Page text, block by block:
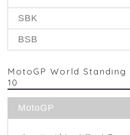
SBK
BSB
MotoGP World Standing
10
MotoGP